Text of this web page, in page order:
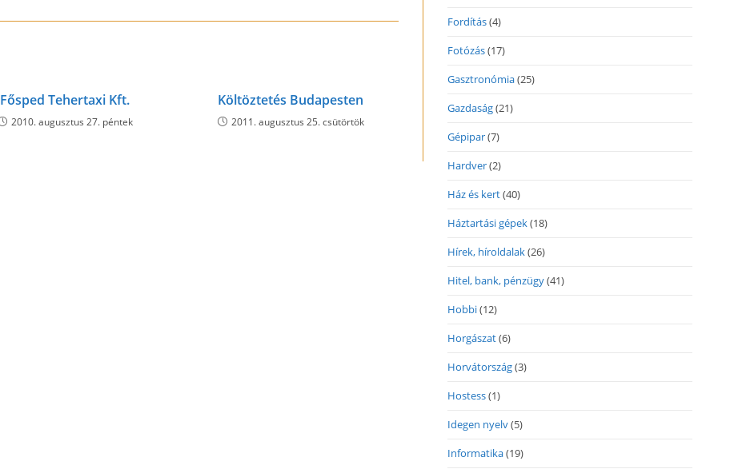
Fősped Tehertaxi Kft.
2010. augusztus 27. péntek
Költöztetés Budapesten
2011. augusztus 25. csütörtök
Fordítás(4)
Fotózás(17)
Gasztronómia(25)
Gazdaság(21)
Gépipar(7)
Hardver(2)
Ház és kert(40)
Háztartási gépek(18)
Hírek, híroldalak(26)
Hitel, bank, pénzügy(41)
Hobbi(12)
Horgászat(6)
Horvátország(3)
Hostess(1)
Idegen nyelv(5)
Informatika(19)